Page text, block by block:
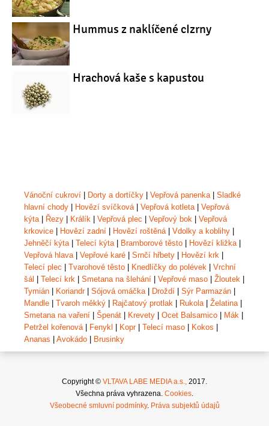
Hummus z naklíčené cIzrny
Hrachová kaše s kapustou
Vánoční cukroví Dorty a dortíčky Vepřová panenka| Sladké
hlavní chody
Hovězí svíčková| Vepřová kotleta| Vepřová
kýta| Řezy Králík Vepřová plec Vepřový bok
Vepřová
krkovice
Hovězí zadní Hovězí roštěná| Vdolky a koblihy
Jehněčí kýta| Telecí kýta| Bramborové těsto Hovězí kližka|
Vepřová hlava| Vepřové karé Srnčí hřbety Hovězí krk
Telecí plec
Tvarohové těsto Knedlíčky do polévek
Vrchní
šál
Telecí krk Smetana na šlehání Vepřové maso Žloutek
Tymián
Koriandr| Sójová omáčka| Droždí Sýr Parmazán
Mandle
Tvaroh měkký Rajčatový protlak Rukola| Želatina|
Smetana na vaření
Špenát Krevety Ocet Balsamico Mák
Petržel kořenová| Fenykl Kopr| Telecí maso Kokos
Ananas
Avokádo Brusinky
Copyright © VLTAVA LABE MEDIA a.s., 2017.
Všechna práva vyhrazena. Cookies.
Všeobecné smluvní podmínky. Práva subjektů údajů